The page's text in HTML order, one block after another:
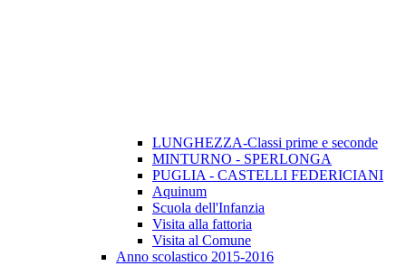
LUNGHEZZA-Classi prime e seconde
MINTURNO - SPERLONGA
PUGLIA - CASTELLI FEDERICIANI
Aquinum
Scuola dell'Infanzia
Visita alla fattoria
Visita al Comune
Anno scolastico 2015-2016